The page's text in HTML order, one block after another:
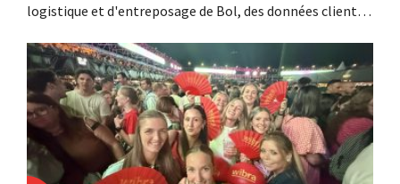
logistique et d'entreposage de Bol, des données clients
entreprise que celle au sujet de laquelle le Bijenkorf avait
déjà lancé une alerte.